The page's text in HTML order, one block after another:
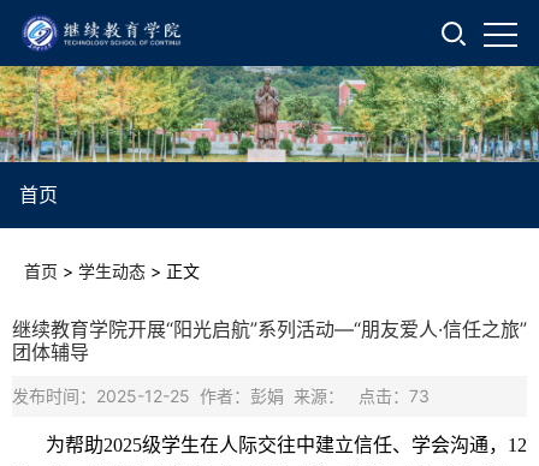
首页
首页 > 学生动态 > 正文
继续教育学院开展“阳光启航”系列活动—“朋友爱人·信任之旅”
团体辅导
发布时间：2025-12-25 作者：彭娟 来源： 点击： 73
为帮助2025级学生在人际交往中建立信任、学会沟通，12